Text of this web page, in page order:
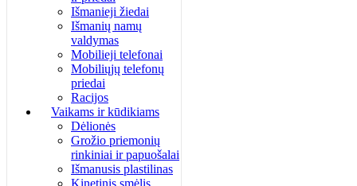
Išmanieji žiedai
Išmanių namų
valdymas
Mobilieji telefonai
Mobiliųjų telefonų
priedai
Racijos
Vaikams ir kūdikiams
Dėlionės
Grožio priemonių
rinkiniai ir papuošalai
Išmanusis plastilinas
Kinetinis smėlis